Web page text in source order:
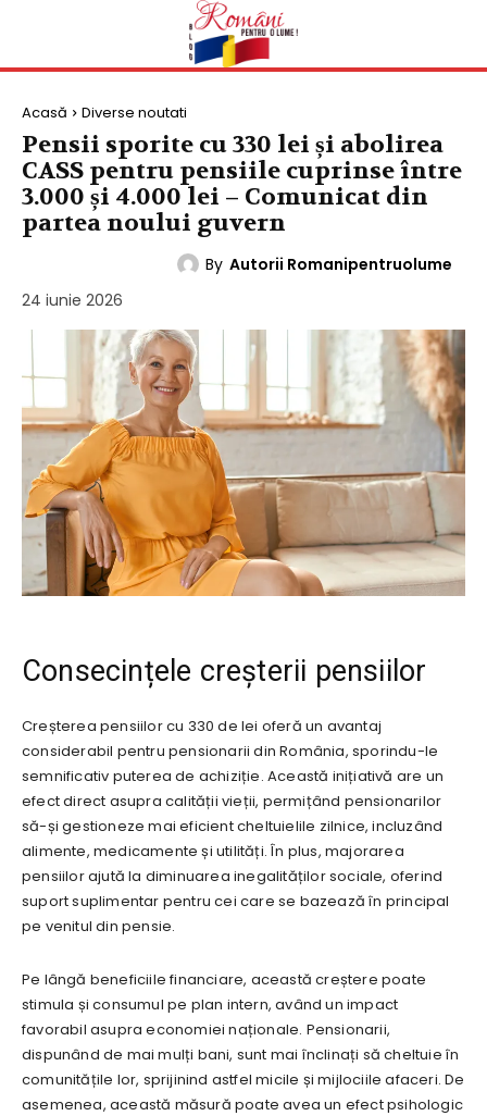
Acasă Diverse noutati
Pensii sporite cu 330 lei și abolirea
CASS pentru pensiile cuprinse între
3.000 și 4.000 lei – Comunicat din
partea noului guvern
By Autorii Romanipentruolume
24 iunie 2026
Consecințele creșterii pensiilor
Creșterea pensiilor cu 330 de lei oferă un avantaj
considerabil pentru pensionarii din România, sporindu-le
semnificativ puterea de achiziție. Această inițiativă are un
efect direct asupra calității vieții, permițând pensionarilor
să-și gestioneze mai eficient cheltuielile zilnice, incluzând
alimente, medicamente și utilități. În plus, majorarea
pensiilor ajută la diminuarea inegalităților sociale, oferind
suport suplimentar pentru cei care se bazează în principal
pe venitul din pensie.
Pe lângă beneficiile financiare, această creștere poate
stimula și consumul pe plan intern, având un impact
favorabil asupra economiei naționale. Pensionarii,
dispunând de mai mulți bani, sunt mai înclinați să cheltuie în
comunitățile lor, sprijinind astfel micile și mijlociile afaceri. De
asemenea, această măsură poate avea un efect psihologic